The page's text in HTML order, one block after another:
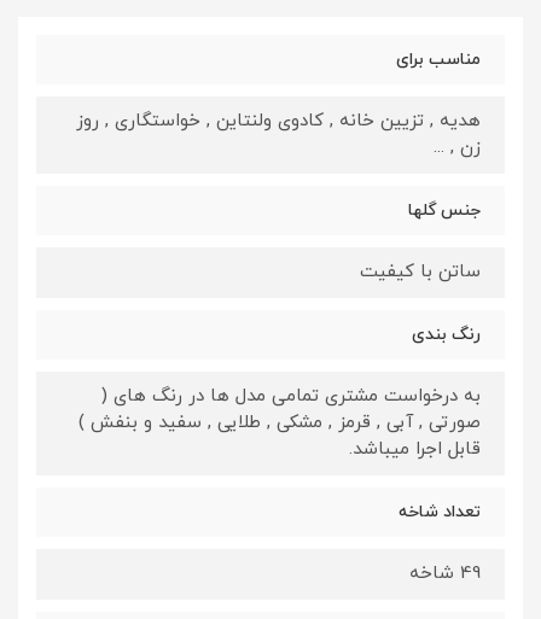
مناسب برای
هدیه , تزیین خانه , کادوی ولنتاین , خواستگاری , روز
زن , ...
جنس گلها
ساتن با کیفیت
رنگ بندی
به درخواست مشتری تمامی مدل ها در رنگ های (
صورتی , آبی , قرمز , مشکی , طلایی , سفید و بنفش )
قابل اجرا میباشد.
تعداد شاخه
49 شاخه